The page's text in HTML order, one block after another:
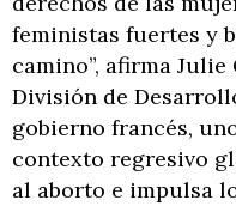
feministas fuertes y
camino”, afirma
División de
gobierno francés,
contexto regresivo
al aborto e impulsa